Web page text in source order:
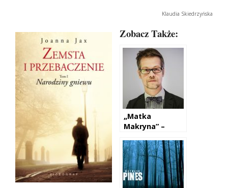
Klaudia Skiedrzyńska
Zobacz Także:
„Matka
Makryna” –